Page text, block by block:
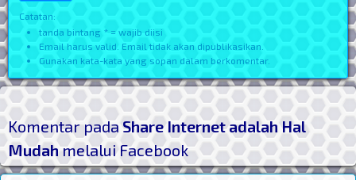
Catatan:
tanda bintang * = wajib diisi
Email harus valid. Email tidak akan dipublikasikan.
Gunakan kata-kata yang sopan dalam berkomentar.
Komentar padaShare Internet adalah Hal
Mudahmelalui Facebook